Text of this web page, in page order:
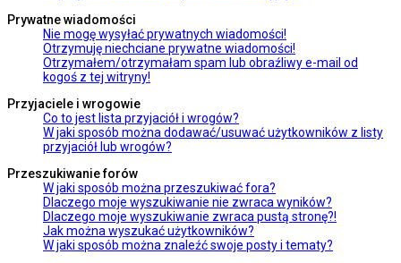
Prywatne wiadomości
Nie mogę wysyłać prywatnych wiadomości!
Otrzymuję niechciane prywatne wiadomości!
Otrzymałem/otrzymałam spam lub obraźliwy e-mail od
kogoś z tej witryny!
Przyjaciele i wrogowie
Co to jest lista przyjaciół i wrogów?
W jaki sposób można dodawać/usuwać użytkowników z listy
przyjaciół lub wrogów?
Przeszukiwanie forów
W jaki sposób można przeszukiwać fora?
Dlaczego moje wyszukiwanie nie zwraca wyników?
Dlaczego moje wyszukiwanie zwraca pustą stronę?!
Jak można wyszukać użytkowników?
W jaki sposób można znaleźć swoje posty i tematy?